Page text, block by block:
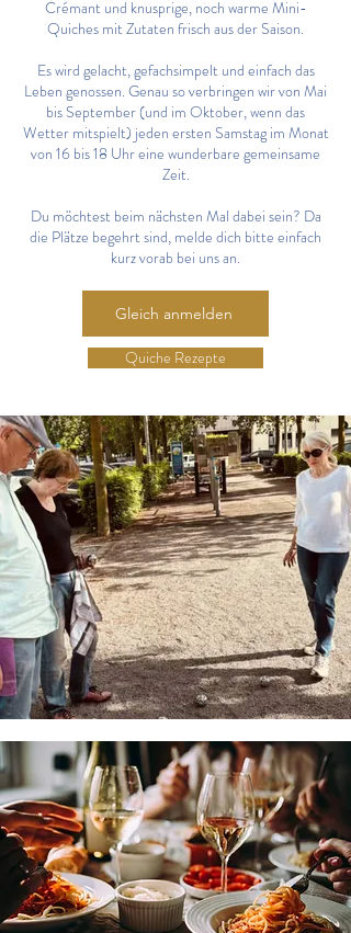
Crémant und knusprige, noch warme Mini-
Quiches mit Zutaten frisch aus der Saison.
Es wird gelacht, gefachsimpelt und einfach das
Leben genossen. Genau so verbringen wir von Mai
bis September (und im Oktober, wenn das
Wetter mitspielt) jeden ersten Samstag im Monat
von 16 bis 18 Uhr eine wunderbare gemeinsame
Zeit.
Du möchtest beim nächsten Mal dabei sein? Da
die Plätze begehrt sind, melde dich bitte einfach
kurz vorab bei uns an.
Gleich anmelden
Quiche Rezepte